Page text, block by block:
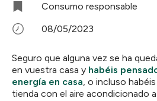
Consumo responsable
08/05/2023
Seguro que alguna vez se ha
en vuestra casa y habéis
energía en casa, o incluso
tienda con el aire acondicionado